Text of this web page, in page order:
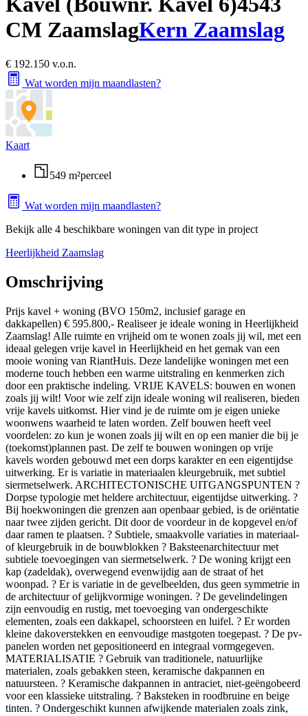
CM ZaamslagKern Zaamslag
€ 192.150 v.o.n.
Wat worden mijn maandlasten?
Kaart
549 m²perceel
Wat worden mijn maandlasten?
Bekijk alle 4 beschikbare woningen van dit type in project
Heerlijkheid Zaamslag
Omschrijving
Prijs kavel + woning (BVO 150m2, inclusief garage en
dakkapellen) € 595.800,- Realiseer je ideale woning in Heerlijkheid
Zaamslag! Alle ruimte en vrijheid om te wonen zoals jij wil, met een
ideaal gelegen vrije kavel in Heerlijkheid en het gemak van een
mooie woning van RiantHuis. Deze landelijke woningen met een
moderne touch hebben een warme uitstraling en kenmerken zich
door een praktische indeling. VRIJE KAVELS: bouwen en wonen
zoals jij wilt! Voor wie zelf zijn ideale woning wil realiseren, bieden
vrije kavels uitkomst. Hier vind je de ruimte om je eigen unieke
woonwens waarheid te laten worden. Zelf bouwen heeft veel
voordelen: zo kun je wonen zoals jij wilt en op een manier die bij je
(toekomst)plannen past. De zelf te bouwen woningen op vrije
kavels worden gebouwd met een dorps karakter en een eigentijdse
uitwerking. Er is variatie in materiaalen kleurgebruik, met subtiel
siermetselwerk. ARCHITECTONISCHE UITGANGSPUNTEN ?
Dorpse typologie met heldere architectuur, eigentijdse uitwerking. ?
Bij hoekwoningen die grenzen aan openbaar gebied, is de oriëntatie
naar twee zijden gericht. Dit door de voordeur in de kopgevel en/of
daar ramen te plaatsen. ? Subtiele, smaakvolle variaties in materiaal-
of kleurgebruik in de bouwblokken ? Baksteenarchitectuur met
subtiele toevoegingen van siermetselwerk. ? De woning krijgt een
kap (zadeldak), overwegend evenwijdig aan de straat of het
woonpad. ? Er is variatie in de gevelbeelden, dus geen symmetrie in
de architectuur of gelijkvormige woningen. ? De gevelindelingen
zijn eenvoudig en rustig, met toevoeging van ondergeschikte
elementen, zoals een dakkapel, schoorsteen en luifel. ? Er worden
kleine dakoverstekken en eenvoudige mastgoten toegepast. ? De pv-
panelen worden net gepositioneerd en integraal vormgegeven.
MATERIALISATIE ? Gebruik van traditionele, natuurlijke
materialen, zoals gebakken steen, keramische dakpannen en
natuursteen. ? Keramische dakpannen in antraciet, niet-geëngobeerd
voor een klassieke uitstraling. ? Baksteken in roodbruine en beige
tinten. ? Ondergeschikt kunnen afwijkende materialen zoals zink,